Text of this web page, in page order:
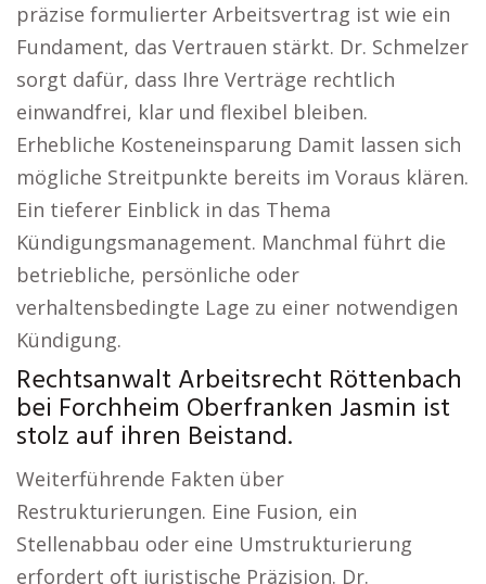
präzise formulierter Arbeitsvertrag ist wie ein
Fundament, das Vertrauen stärkt. Dr. Schmelzer
sorgt dafür, dass Ihre Verträge rechtlich
einwandfrei, klar und flexibel bleiben.
Erhebliche Kosteneinsparung Damit lassen sich
mögliche Streitpunkte bereits im Voraus klären.
Ein tieferer Einblick in das Thema
Kündigungsmanagement. Manchmal führt die
betriebliche, persönliche oder
verhaltensbedingte Lage zu einer notwendigen
Kündigung.
Rechtsanwalt Arbeitsrecht Röttenbach
bei Forchheim Oberfranken Jasmin ist
stolz auf ihren Beistand.
Weiterführende Fakten über
Restrukturierungen. Eine Fusion, ein
Stellenabbau oder eine Umstrukturierung
erfordert oft juristische Präzision. Dr.